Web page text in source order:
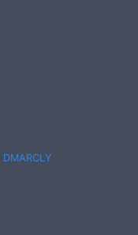
DMARCLY